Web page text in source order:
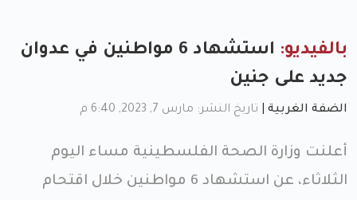
بالفيديو:
استشهاد 6 مواطنين في عدوان
جديد على جنين
الضفة الغربية تاريخ النشر: مارس 7, 2023, 6:40 م
أعلنت وزارة الصحة الفلسطينية مساء اليوم
الثلاثاء، عن استشهاد 6 مواطنين خلال اقتحام